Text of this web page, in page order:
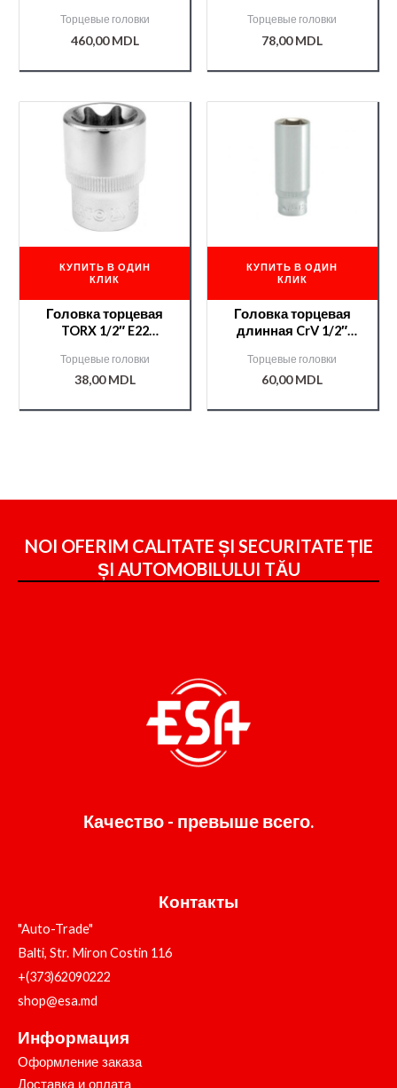
Торцевые головки
460,00MDL
Торцевые головки
78,00MDL
КУПИТЬ В ОДИН
КЛИК
Головка торцевая
TORX 1/2″ E22
Торцевые головки
38,00MDL
КУПИТЬ В ОДИН
КЛИК
Головка торцевая
длинная CrV 1/2″
Торцевые головки
60,00MDL
NOI OFERIM CALITATE ȘI SECURITATE ȚIE
ȘI AUTOMOBILULUI TĂU
Качество - превыше всего.
Контакты
"Auto-Trade"
Balti, Str. Miron Costin 116
+(373)62090222
shop@esa.md
Информация
Оформление заказа
Доставка и оплата